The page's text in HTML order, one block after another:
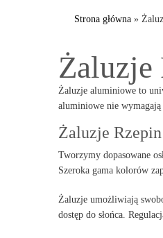
Strona główna »
Żaluzje
Żaluzje aluminiowe to
aluminiowe nie
Żaluzje
Tworzymy dopasowane
Szeroka gama kolorów
Żaluzje umożliwiają
dostęp do słońca.